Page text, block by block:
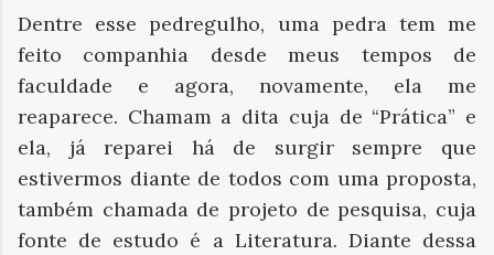
Dentre esse pedregulho, uma pedra tem me
feito companhia desde meus tempos de
faculdade e agora, novamente, ela me
reaparece. Chamam a dita cuja de “Prática” e
ela, já reparei há de surgir sempre que
estivermos diante de todos com uma proposta,
também chamada de projeto de pesquisa, cuja
fonte de estudo é a Literatura. Diante dessa